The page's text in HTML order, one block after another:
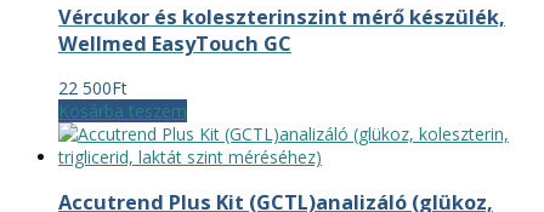
Vércukor és koleszterinszint mérő készülék,
Wellmed EasyTouch GC
22 500Ft
Kosárba teszem
Accutrend Plus Kit (GCTL)analizáló (glükoz,